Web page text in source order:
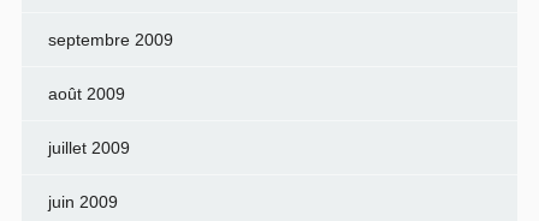
septembre 2009
août 2009
juillet 2009
juin 2009